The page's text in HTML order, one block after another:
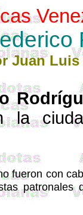
Juan Luis
fueron con
patronales